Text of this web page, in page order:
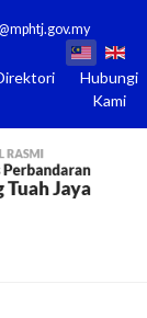
Hubungi
Kami